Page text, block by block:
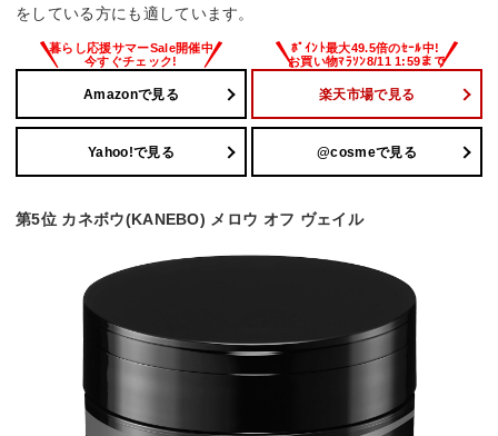
をしている方にも適しています。
Amazonで見る 楽天市場で見る
Yahoo!で見る @cosmeで見る
第5位 カネボウ(KANEBO) メロウ オフ ヴェイル